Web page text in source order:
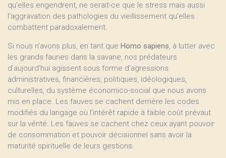
qu’elles engendrent, ne serait-ce que le stress mais aussi
l’aggravation des pathologies du vieillissement qu’elles
combattent paradoxalement.
Si nous n’avons plus, en tant que Homo sapiens, à lutter avec
les grands faunes dans la savane, nos prédateurs
d’aujourd’hui agissent sous forme d’agressions
administratives, financières, politiques, idéologiques,
culturelles, du système économico-social que nous avons
mis en place. Les fauves se cachent derrière les codes
modifiés du langage où l’intérêt rapide à faible coût prévaut
sur la vérité. Les fauves se cachent chez ceux ayant pouvoir
de consommation et pouvoir décisionnel sans avoir la
maturité spirituelle de leurs gestions.